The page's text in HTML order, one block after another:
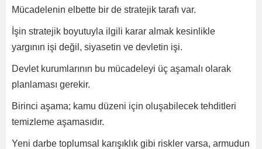
Mücadelenin elbette bir de stratejik tarafı var.
İşin stratejik boyutuyla ilgili karar almak kesinlikle
yargının işi değil, siyasetin ve devletin işi.
Devlet kurumlarının bu mücadeleyi üç aşamalı olarak
planlaması gerekir.
Birinci aşama; kamu düzeni için oluşabilecek tehditleri
temizleme aşamasıdır.
Yeni darbe toplumsal karışıklık gibi riskler varsa, armudun